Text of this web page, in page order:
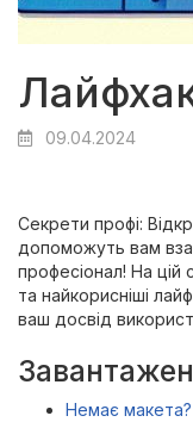
09.04.2024
Секрети профі:
допоможуть вам
професіонал! На цій
та найкорисніші
ваш досвід
Немає